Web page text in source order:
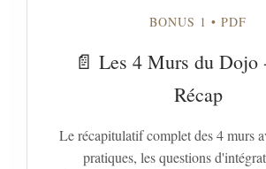
BONUS 1 • PDF
📄 Les 4 Murs du Dojo
Récap
Le récapitulatif complet des 4 murs
pratiques, les questions